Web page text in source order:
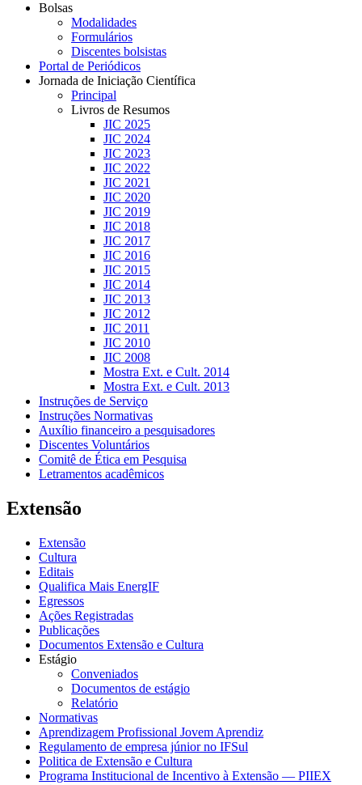
Bolsas
Modalidades
Formulários
Discentes bolsistas
Portal de Periódicos
Jornada de Iniciação Científica
Principal
Livros de Resumos
JIC 2025
JIC 2024
JIC 2023
JIC 2022
JIC 2021
JIC 2020
JIC 2019
JIC 2018
JIC 2017
JIC 2016
JIC 2015
JIC 2014
JIC 2013
JIC 2012
JIC 2011
JIC 2010
JIC 2008
Mostra Ext. e Cult. 2014
Mostra Ext. e Cult. 2013
Instruções de Serviço
Instruções Normativas
Auxílio financeiro a pesquisadores
Discentes Voluntários
Comitê de Ética em Pesquisa
Letramentos acadêmicos
Extensão
Extensão
Cultura
Editais
Qualifica Mais EnergIF
Egressos
Ações Registradas
Publicações
Documentos Extensão e Cultura
Estágio
Conveniados
Documentos de estágio
Relatório
Normativas
Aprendizagem Profissional Jovem Aprendiz
Regulamento de empresa júnior no IFSul
Politica de Extensão e Cultura
Programa Institucional de Incentivo à Extensão — PIIEX